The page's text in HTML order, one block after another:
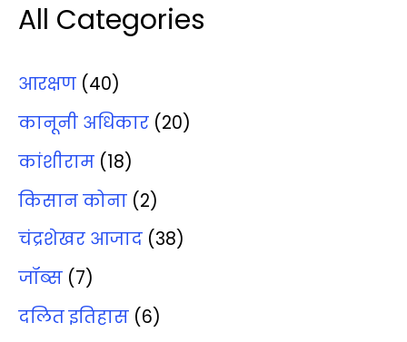
All Categories
आरक्षण (40)
कानूनी अधिकार (20)
कांशीराम (18)
किसान कोना (2)
चंद्रशेखर आजाद (38)
जॉब्‍स (7)
दलित इतिहास (6)